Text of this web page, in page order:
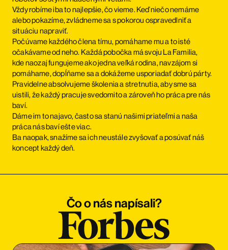
Vždy robíme iba to najlepšie, čo vieme. Keď niečo nemáme
alebo pokazíme, zvládneme sa s pokorou ospravedlniť a
situáciu napraviť.
Počúvame každého člena tímu, pomáhame mu a to isté
očakávame od neho. Každá pobočka má svoju La Familia,
kde naozaj fungujeme ako jedna veľká rodina, navzájom si
pomáhame, dopĺňame sa a dokážeme usporiadať dobrú párty.
Pravidelne absolvujeme školenia a stretnutia, aby sme sa
uistili, že každý pracuje svedomito a zároveň ho práca pre nás
baví.
Dáme im to najavo, často sa stanú našimi priateľmi a naša
práca nás baví ešte viac.
Ba naopak, snažíme sa ich neustále zvyšovať a posúvať náš
koncept každý deň.
Čo o nás napísali?